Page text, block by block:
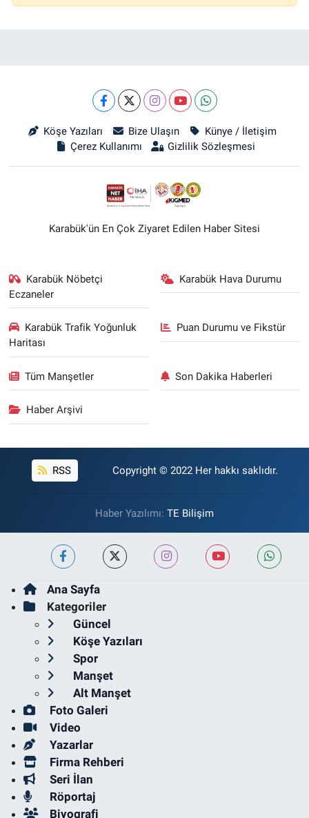
Köşe Yazıları Bize Ulaşın
Künye / İletişim
Çerez Kullanımı
Gizlilik Sözleşmesi
Karabük'ün En Çok Ziyaret Edilen Haber Sitesi
Karabük Nöbetçi
Eczaneler
Karabük Hava Durumu
Karabük Trafik Yoğunluk
Haritası
Puan Durumu ve Fikstür
Tüm Manşetler Son Dakika Haberleri
Haber Arşivi
RSS Copyright © 2022 Her hakkı saklıdır.
Haber Yazılımı: TE Bilişim
Ana Sayfa
Kategoriler
Güncel
Köşe Yazıları
Spor
Manşet
Alt Manşet
Foto Galeri
Video
Yazarlar
Firma Rehberi
Seri İlan
Röportaj
Biyografi